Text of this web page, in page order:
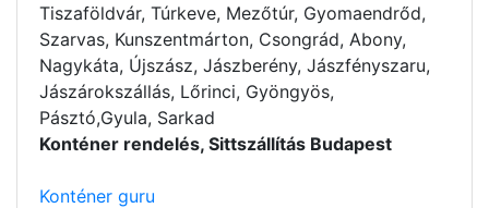
Tiszaföldvár, Túrkeve, Mezőtúr, Gyomaendrőd,
Szarvas, Kunszentmárton, Csongrád, Abony,
Nagykáta, Újszász, Jászberény, Jászfényszaru,
Jászárokszállás, Lőrinci, Gyöngyös,
Pásztó,Gyula, Sarkad
Konténer rendelés, Sittszállítás Budapest
Konténer guru